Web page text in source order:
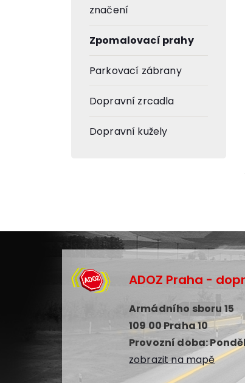
značení
Zpomalovací prahy
Parkovací zábrany
Dopravní zrcadla
Dopravní kužely
ADOZ Praha -
Armádního sboru 15
109 00 Praha 10
Provozní doba:
zobrazit na mapě